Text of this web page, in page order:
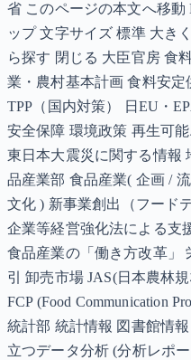
省 このページの本文へ移動
ップ 文字サイズ 標準 大き
ら探す 閉じる 大臣官房 食
業・農村基本計画 食料安
TPP（国内対策） 日EU・
安全保障 環境政策 再生可
東日本大震災に関する情報
品産業部 食品産業( 企画 /
文化 ) 新事業創出（フード
企業等経営強化法による支
食品産業の「働き方改革」
引 卸売市場 JAS(日本農林
FCP (Food Communication
統計部 統計情報 図書館情
立つデータ分析 (分析レポ